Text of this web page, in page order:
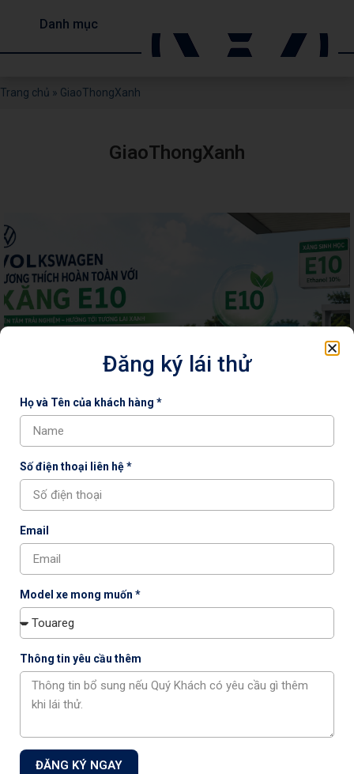
Danh mục
Trang chủ » GiaoThongXanh
GiaoThongXanh
VOLKSWAGEN VIỆT NAM XÁC NHẬN XE
TƯƠNG THÍCH HOÀN TOÀN VỚI XĂNG E10
Volkswagen Việt Nam xác nhận toàn bộ xe chính hãng
tương thích với nhiên liệu xăng E10 theo tiêu chuẩn toàn
cầu, giúp khách hàng an tâm sử dụng mà không cần điều
chỉnh kỹ thuật.
Công ty Cổ phần Auto Capital
Showroom & Xưởng dịch vụ:
Đăng ký lái thử
Họ và Tên của khách hàng *
Số điện thoại liên hệ *
Email
Model xe mong muốn *
Thông tin yêu cầu thêm
ĐĂNG KÝ NGAY